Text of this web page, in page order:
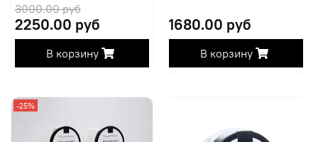
3000.00 руб
2250.00 руб
В корзину
1680.00 руб
В корзину
-25%